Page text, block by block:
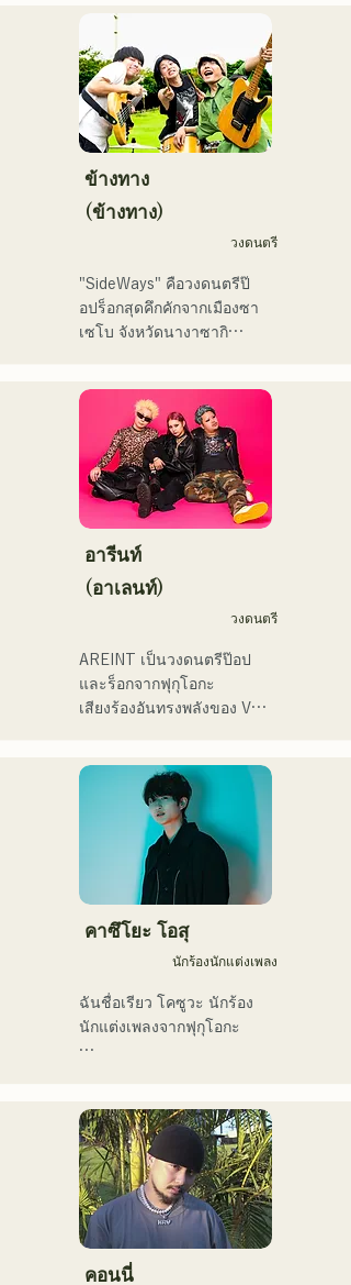
て」、FBS「福岡く
ん。」、「発見らくちゃ
く！」やFUKUOKA
STREET PARTY、
Hannibal Halloween Music
Festival ,sunset live2019、
鷹祭Summer Boostイベン
トステージにも出演。MCと
cup2019 Public viewing、競
輪日本一ダービーの場内ア
ナウンス、ラグビー女子日
本代表世界大会スタジアム
滑走屋場内アナウンス、ク
リスマスアドベント、イス
ラデサルサ、福岡ウィニン
グスピリッツのスタジアム
DJ、金鷲旗、山笠関連イベ
ント、地域イベント、
Ramen Tech2025(global
summit)、福岡市武道館オー
プニング記念イベント,結婚
式様々な分野で活動。
す。
アーティストの日本人父と
アメリカ人母から生まれた
ードの繊細さを併せ持つ楽
曲を届けている。
コンセプトは、「等身大の
ままで。僕とあなたのため
の音楽を。」気持ちが落ち
まう時こそ聴いてほしい。
自分自身も迷いや葛藤を抱
作り物ではなく、ありのま
まの感情や言葉をそのまま
音楽にしている。
2024年10月より音楽活動を
福岡を中心にブッキングラ
イブや路上ライブなど精力
的に活動を行っている。
2025年11月22日にはファー
催。
ข้างทาง
(ข้างทาง)
วงดนตรี
"SideWays" คือวงดนตรีป๊
อปร็อกสุดคึกคักจากเมืองซา
เซโบ จังหวัดนางาซากิ
พวกเขาได้ปล่อยอีพีใหม่
"Yume Sen'ya" และออกทัวร์
คอนเสิร์ตทั่วประเทศ
ลองฟังเพลงสนุกๆ ที่สร้างจาก
นวนิยายของพวกเขาดูสิ!
อารีนท์
(อาเลนท์)
วงดนตรี
AREINT เป็นวงดนตรีป๊อป
และร็อกจากฟุกุโอกะ
เสียงร้องอันทรงพลังของ Vo.
เอกลักษณ์เฉพาะตัวของ
SEIYA มือเบส และ SHO มือ
กลอง ก่อให้เกิดดนตรีร็อกที่
ติดหูแต่คุ้นเคย ซึ่งเป็น
เอกลักษณ์เฉพาะตัวของ
AREINT
เพลง "Remember Me" ของ
Hawks Live 2024"
คาซึโยะ โอสุ
นักร้องนักแต่งเพลง
ฉันชื่อเรียว โคซูวะ นักร้อง
นักแต่งเพลงจากฟุกุโอกะ
ตามท้องถนน บน TikTok
และตามงานอีเวนต์ต่างๆ!
ฉันรักดนตรีมาตั้งแต่เด็ก
หลังจากเข้ามัธยมปลาย ฉัน
เริ่มร้องเพลงต่อหน้าผู้คน และ
คอนนี่